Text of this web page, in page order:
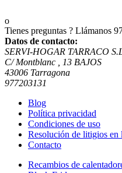
Tienes preguntas ? Llámanos
Datos de contacto:
SERVI-HOGAR TARRACO
C/ Montblanc , 13 BAJOS
43006 Tarragona
977203131
Blog
Política privacidad
Condiciones de uso
Resolución de litigios en
Contacto
Recambios de